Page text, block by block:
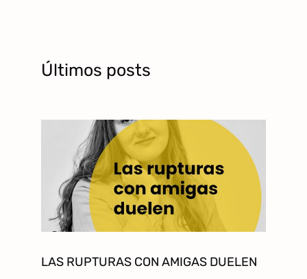
Últimos posts
LAS RUPTURAS CON AMIGAS DUELEN